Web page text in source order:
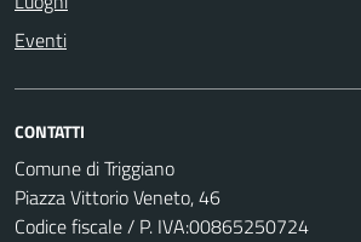
Eventi
CONTATTI
Comune di Triggiano
Piazza Vittorio Veneto, 46
Codice fiscale / P. IVA:00865250724